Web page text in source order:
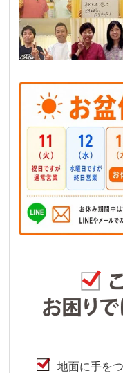
地面に手を